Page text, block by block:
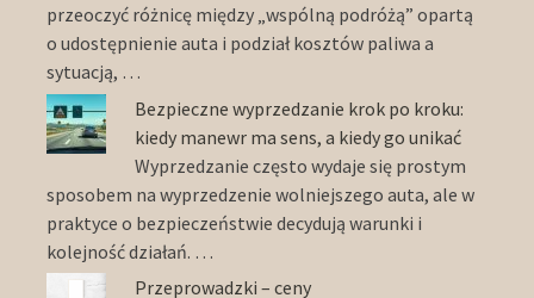
przeoczyć różnicę między „wspólną podróżą” opartą
o udostępnienie auta i podział kosztów paliwa a
sytuacją, …
Bezpieczne wyprzedzanie krok po kroku:
kiedy manewr ma sens, a kiedy go unikać
Wyprzedzanie często wydaje się prostym
sposobem na wyprzedzenie wolniejszego auta, ale w
praktyce o bezpieczeństwie decydują warunki i
kolejność działań. …
Przeprowadzki – ceny